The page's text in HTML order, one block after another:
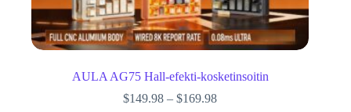
AULA AG75 Hall-efekti-kosketinsoitin
$149.98 – $169.98